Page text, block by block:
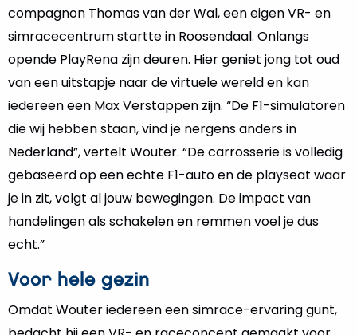
compagnon Thomas van der Wal, een eigen VR- en
simracecentrum startte in Roosendaal. Onlangs
opende PlayRena zijn deuren. Hier geniet jong tot oud
van een uitstapje naar de virtuele wereld en kan
iedereen een Max Verstappen zijn. “De F1-simulatoren
die wij hebben staan, vind je nergens anders in
Nederland”, vertelt Wouter. “De carrosserie is volledig
gebaseerd op een echte F1-auto en de playseat waar
je in zit, volgt al jouw bewegingen. De impact van
handelingen als schakelen en remmen voel je dus
echt.”
Voor hele gezin
Omdat Wouter iedereen een simrace-ervaring gunt,